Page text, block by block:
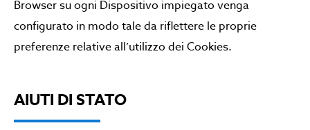
Browser su ogni Dispositivo impiegato venga
configurato in modo tale da riflettere le proprie
preferenze relative all’utilizzo dei Cookies.
AIUTI DI STATO